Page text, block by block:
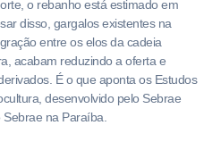
o rebanho está estimado em
disso, gargalos existentes na
entre os elos da cadeia
acabam reduzindo a oferta e
É o que aponta os Estudos
desenvolvido pelo Sebrae
na Paraíba.